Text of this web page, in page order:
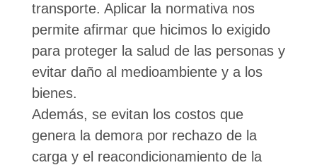
transporte. Aplicar la normativa nos
permite afirmar que hicimos lo exigido
para proteger la salud de las personas y
evitar daño al medioambiente y a los
bienes.
Además, se evitan los costos que
genera la demora por rechazo de la
carga y el reacondicionamiento de la